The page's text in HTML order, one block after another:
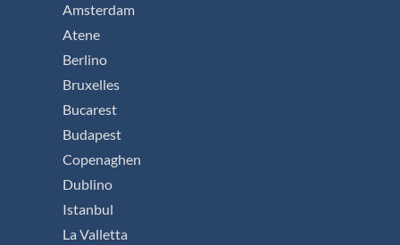
Amsterdam
Atene
Berlino
Bruxelles
Bucarest
Budapest
Copenaghen
Dublino
Istanbul
La Valletta